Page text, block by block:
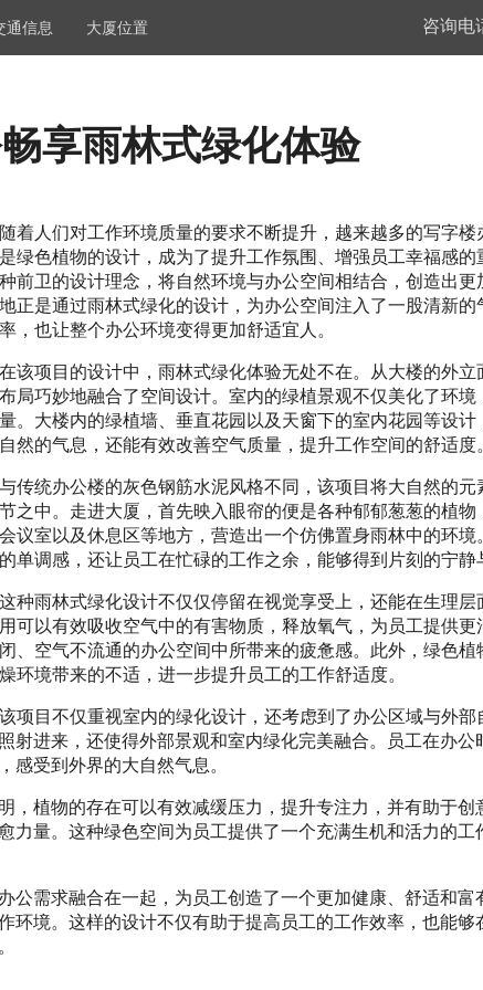
通信息 大厦位置 咨询电
享雨林式绿化体验
随着人们对工作环境质量的要求不断提升，越来越多的写字
是绿色植物的设计，成为了提升工作氛围、增强员工幸福感
种前卫的设计理念，将自然环境与办公空间相结合，创造出
地正是通过雨林式绿化的设计，为办公空间注入了一股清新
率，也让整个办公环境变得更加舒适宜人。
在该项目的设计中，雨林式绿化体验无处不在。从大楼的外
布局巧妙地融合了空间设计。室内的绿植景观不仅美化了环
量。大楼内的绿植墙、垂直花园以及天窗下的室内花园等设
自然的气息，还能有效改善空气质量，提升工作空间的舒适度
与传统办公楼的灰色钢筋水泥风格不同，该项目将大自然的
节之中。走进大厦，首先映入眼帘的便是各种郁郁葱葱的植物
会议室以及休息区等地方，营造出一个仿佛置身雨林中的环
的单调感，还让员工在忙碌的工作之余，能够得到片刻的宁静
这种雨林式绿化设计不仅仅停留在视觉享受上，还能在生理
用可以有效吸收空气中的有害物质，释放氧气，为员工提供
闭、空气不流通的办公空间中所带来的疲惫感。此外，绿色
燥环境带来的不适，进一步提升员工的工作舒适度。
该项目不仅重视室内的绿化设计，还考虑到了办公区域与外
进来，还使得外部景观和室内绿化完美融合。员工在办公
感受到外界的大自然气息。
植物的存在可以有效减缓压力，提升专注力，并有助于
量。这种绿色空间为员工提供了一个充满生机和活力的工
需求融合在一起，为员工创造了一个更加健康、舒适和
境。这样的设计不仅有助于提高员工的工作效率，也能